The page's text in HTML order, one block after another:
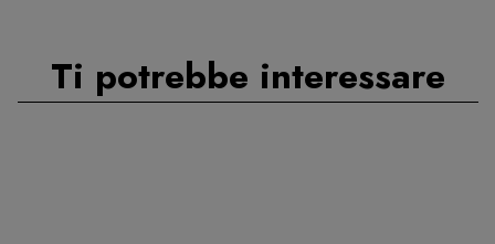
Ti potrebbe interessare